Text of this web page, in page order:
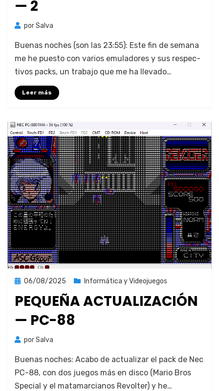
— 2
porSalva
Bue­nas noches (son las 23:55): Este fin de sem­ana
me he puesto con var­ios emu­ladores y sus respec­
tivos packs, un tra­ba­jo que me ha lle­va­do…
Leer más
Publicada
06/08/2025 Informática y Videojuegos
PEQUEÑA ACTUALIZACIÓN
— PC-88
porSalva
Bue­nas noches: Acabo de actu­alizar el pack de Nec
PC-88, con dos jue­gos más en dis­co (Mario Bros
Spe­cial y el mata­mar­cianos Revolter) y he…